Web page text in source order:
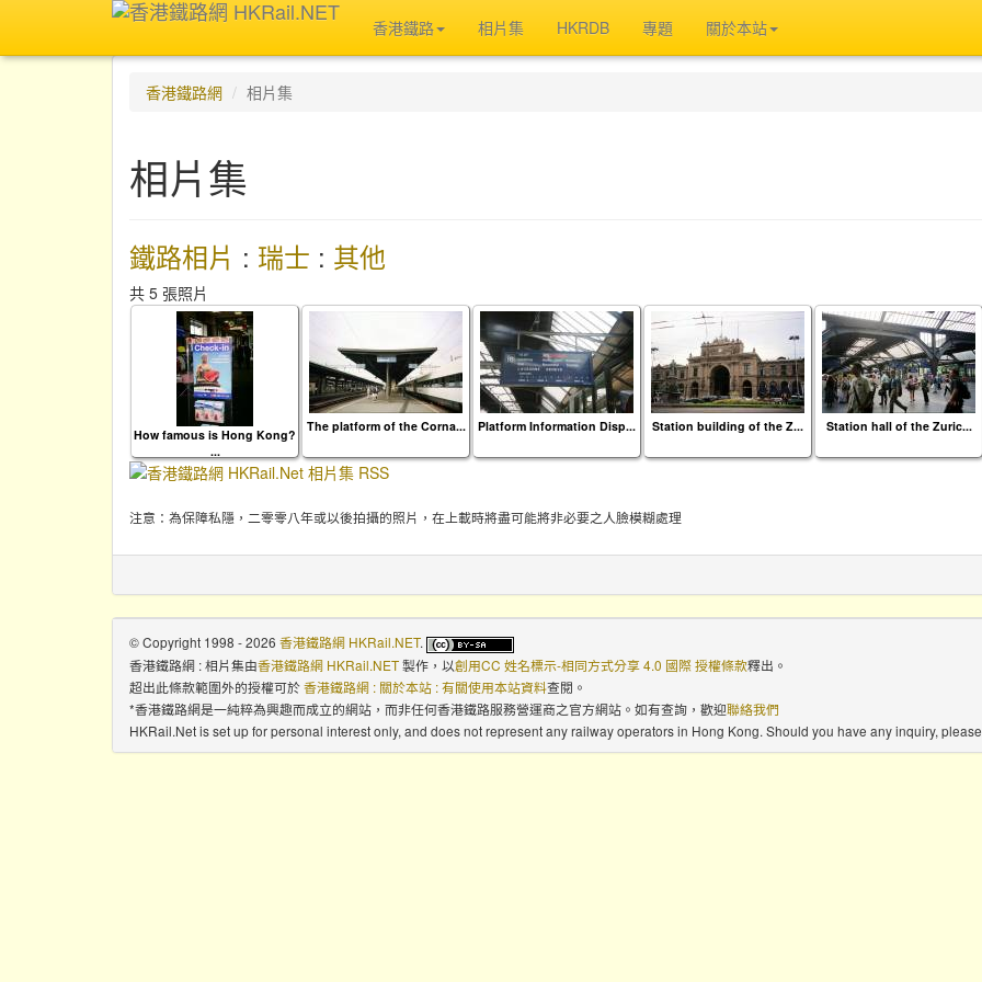
香港鐵路 相片集 HKRDB 專題 關於本站
香港鐵路網 相片集
相片集
鐵路相片 : 瑞士 : 其他
共 5 張照片
How famous is Hong Kong?
...
The platform of the Corna... Platform Information Disp... Station building of the Z... Station hall of the Zuric...
注意：為保障私隱，二零零八年或以後拍攝的照片，在上載時將盡可能將非必要之人臉模糊處理
© Copyright 1998 - 2026 香港鐵路網 HKRail.NET.
香港鐵路網 : 相片集由香港鐵路網 HKRail.NET製作，以創用CC 姓名標示-相同方式分享 4.0 國際 授權條款釋出。
超出此條款範圍外的授權可於香港鐵路網 : 關於本站 : 有關使用本站資料查閱。
*香港鐵路網是一純粹為興趣而成立的網站，而非任何香港鐵路服務營運商之官方網站。如有查詢，歡迎聯絡我們
HKRail.Net is set up for personal interest only, and does not represent any railway operators in Hong Kong. Should you have any inquiry,